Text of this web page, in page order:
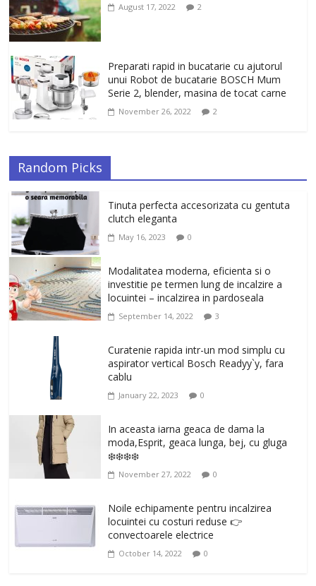
August 17, 2022 2
Preparati rapid in bucatarie cu ajutorul
unui Robot de bucatarie BOSCH Mum
Serie 2, blender, masina de tocat carne
November 26, 2022 2
Random Picks
Tinuta perfecta accesorizata cu gentuta
clutch eleganta
May 16, 2023 0
Modalitatea moderna, eficienta si o
investitie pe termen lung de incalzire a
locuintei – incalzirea in pardoseala
September 14, 2022 3
Curatenie rapida intr-un mod simplu cu
aspirator vertical Bosch Readyy`y, fara
cablu
January 22, 2023 0
In aceasta iarna geaca de dama la
moda,Esprit, geaca lunga, bej, cu gluga
❄️❄️❄️❄️
November 27, 2022 0
Noile echipamente pentru incalzirea
locuintei cu costuri reduse 👉
convectoarele electrice
October 14, 2022 0